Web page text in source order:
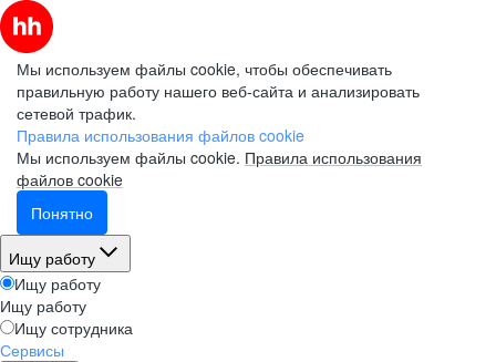
Мы используем файлы cookie, чтобы обеспечивать
правильную работу нашего веб-сайта и анализировать
сетевой трафик.
Правила использования файлов cookie
Мы используем файлы cookie. Правила использования
файлов cookie
Понятно
Ищу работу
Ищу работу
Ищу работу
Ищу сотрудника
Сервисы